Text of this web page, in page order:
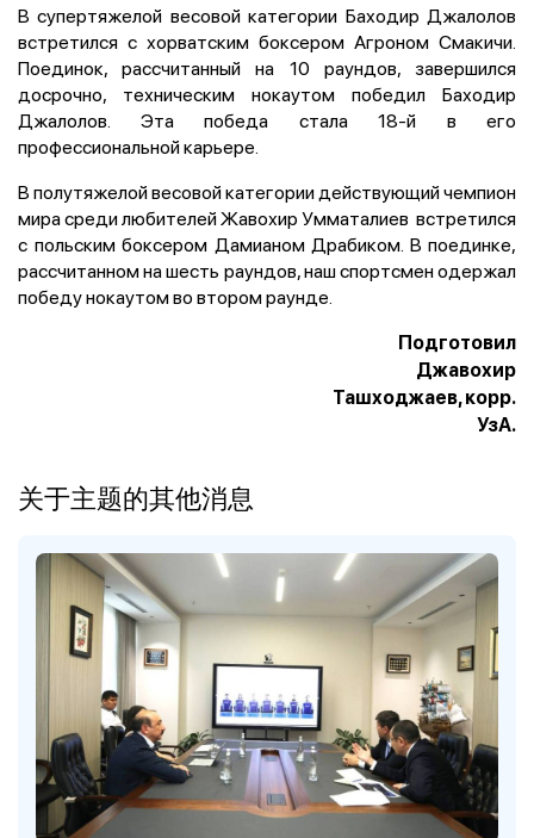
В супертяжелой весовой категории Баходир Джалолов
встретился с хорватским боксером Агроном Смакичи.
Поединок, рассчитанный на 10 раундов, завершился
досрочно, техническим нокаутом победил Баходир
Джалолов. Эта победа стала 18-й в его
профессиональной карьере.
В полутяжелой весовой категории действующий чемпион
мира среди любителей Жавохир Умматалиев встретился
с польским боксером Дамианом Драбиком. В поединке,
рассчитанном на шесть раундов, наш спортсмен одержал
победу нокаутом во втором раунде.
Подготовил
Джавохир
Ташходжаев, корр.
УзА.
关于主题的其他消息